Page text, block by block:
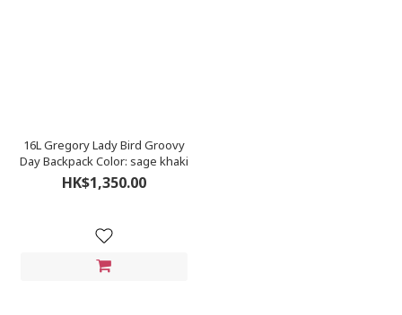
16L Gregory Lady Bird Groovy
Day Backpack Color: sage khaki
HK$1,350.00